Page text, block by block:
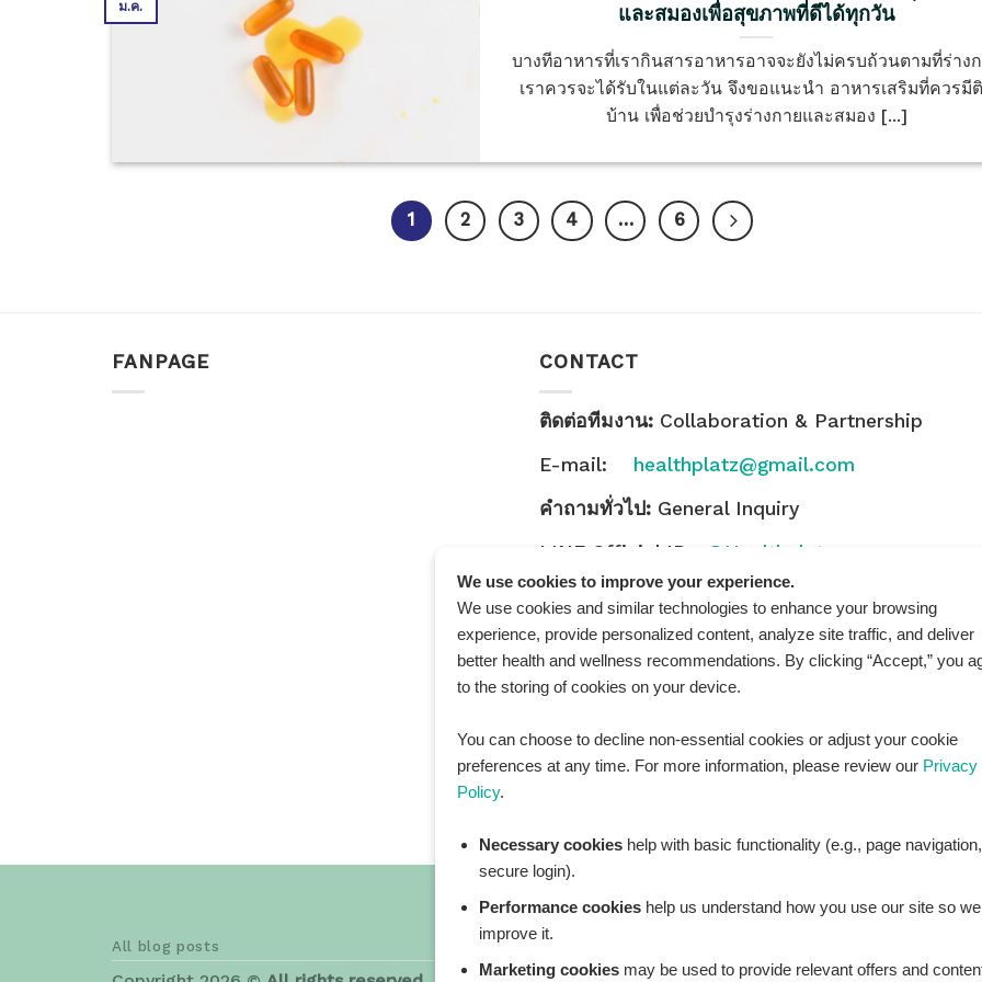
และสมองเพื่อสุขภาพที่ดีได้ทุกวัน
บางทีอาหารที่เรากินสารอาหารอาจจะยังไม่ครบถ้วนตามที่ร่าง
เราควรจะได้รับในแต่ละวัน จึงขอแนะนำ อาหารเสริมที่ควรมี
บ้าน เพื่อช่วยบำรุงร่างกายและสมอง [...]
ม.ค.
1 2 3 4 … 6
FANPAGE CONTACT
ติดต่อทีมงาน: Collaboration & Partnership
E-mail: healthplatz@gmail.com
คำถามทั่วไป: General Inquiry
LINE Official ID:
@Healthplatz
เพิ่มเพื่อนAdd LINE :
https://lin.ee/sqNlLtc
All blog posts
We use cookies to improve your experience.
We use cookies and similar technologies to enhance your browsing
experience, provide personalized content, analyze site traffic, and deliver
better health and wellness recommendations. By clicking “Accept,” you
to the storing of cookies on your device.
You can choose to decline non-essential cookies or adjust your cookie
preferences at any time. For more information, please review our Privacy
Policy.
Necessary cookies help with basic functionality (e.g., page navigation,
secure login).
Performance cookies help us understand how you use our site so
improve it.
Marketing cookies may be used to provide relevant offers and